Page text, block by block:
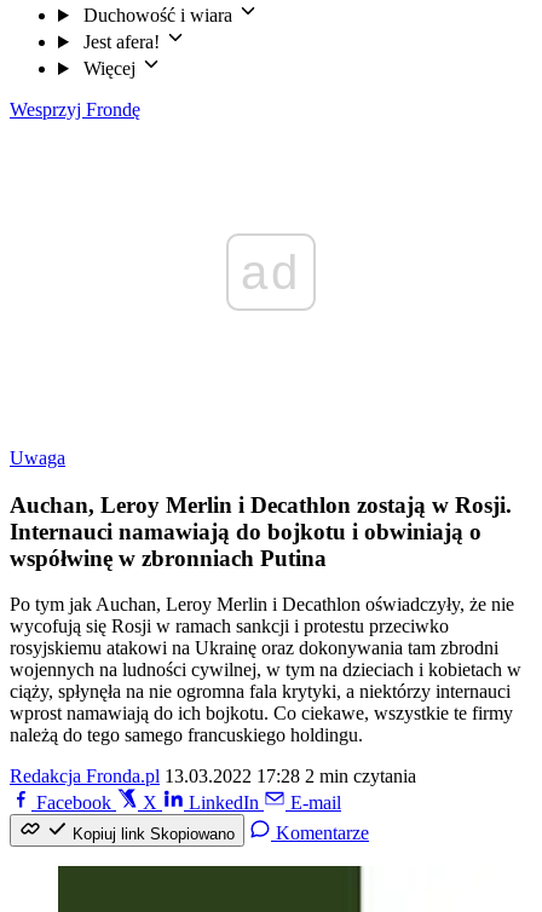
Duchowość i wiara
Jest afera!
Więcej
Wesprzyj Frondę
ad
Uwaga
Auchan, Leroy Merlin i Decathlon zostają w Rosji.
Internauci namawiają do bojkotu i obwiniają o
współwinę w zbronniach Putina
Po tym jak Auchan, Leroy Merlin i Decathlon oświadczyły, że nie
wycofują się Rosji w ramach sankcji i protestu przeciwko
rosyjskiemu atakowi na Ukrainę oraz dokonywania tam zbrodni
wojennych na ludności cywilnej, w tym na dzieciach i kobietach w
ciąży, spłynęła na nie ogromna fala krytyki, a niektórzy internauci
wprost namawiają do ich bojkotu. Co ciekawe, wszystkie te firmy
należą do tego samego francuskiego holdingu.
Redakcja Fronda.pl 13.03.2022 17:28 2 min czytania
Facebook
X LinkedIn E-mail
Kopiuj link Skopiowano Komentarze